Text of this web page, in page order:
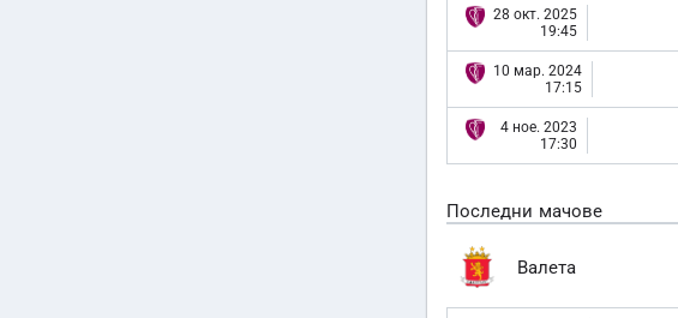
28 окт. 2025
19:45
10 мар. 2024
17:15
4 ное. 2023
17:30
Последни мачове
Валета